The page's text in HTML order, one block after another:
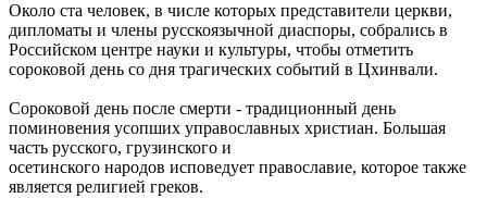
Около ста человек, в числе которых представители церкви,
дипломаты и члены русскоязычной диаспоры, собрались в
Российском центре науки и культуры, чтобы отметить
сороковой день со дня трагических событий в Цхинвали.
Сороковой день после смерти - традиционный день
поминовения усопших управославных христиан. Большая
часть русского, грузинского и
осетинского народов исповедует православие, которое также
является религией греков.